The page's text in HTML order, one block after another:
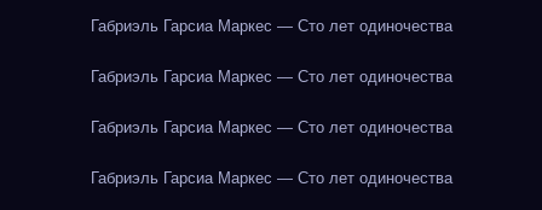
Габриэль Гарсиа Маркес — Сто лет одиночества
Габриэль Гарсиа Маркес — Сто лет одиночества
Габриэль Гарсиа Маркес — Сто лет одиночества
Габриэль Гарсиа Маркес — Сто лет одиночества